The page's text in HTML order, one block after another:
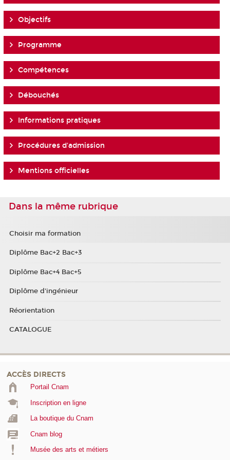
Objectifs
Programme
Compétences
Débouchés
Informations pratiques
Procédures d'admission
Mentions officielles
Dans la même rubrique
Choisir ma formation
Diplôme Bac+2 Bac+3
Diplôme Bac+4 Bac+5
Diplôme d'ingénieur
Réorientation
CATALOGUE
ACCÈS DIRECTS
Portail Cnam
Inscription en ligne
La boutique du Cnam
Cnam blog
Musée des arts et métiers